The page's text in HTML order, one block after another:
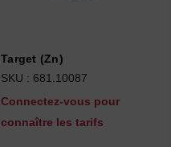
Target (Zn)
SKU : 681.10087
Connectez-vous pour
connaître les tarifs